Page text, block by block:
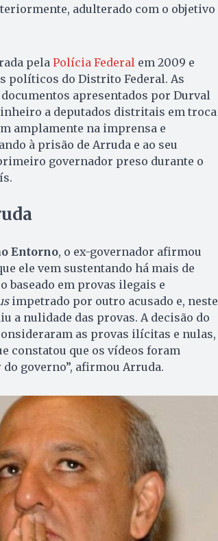
adulterado com o objetivo
pela Polícia Federal em 2009 e
políticos do Distrito Federal. As
apresentados por Durval
a deputados distritais em troca
amplamente na imprensa e
à prisão de Arruda e ao seu
governador preso durante o
Entorno, o ex-governador afirmou
ele vem sustentando há mais de
baseado em provas ilegais e
impetrado por outro acusado e, neste
a nulidade das provas. A decisão do
as provas ilícitas e nulas,
constatou que os vídeos foram
governo”, afirmou Arruda.